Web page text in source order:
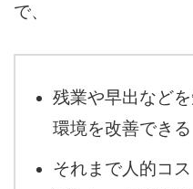
で、
残業や早出など
環境を改善できる
それまで人的コ